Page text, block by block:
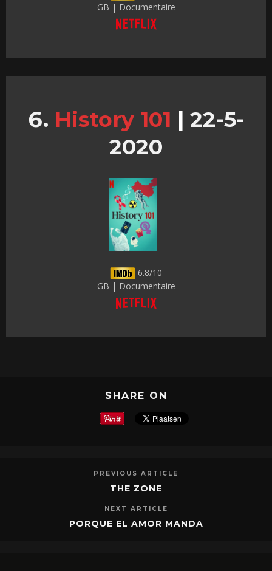
GB | Documentaire
History 101 | 22-5-
2020
6.8/10
GB | Documentaire
SHARE ON
PREVIOUS ARTICLE
THE ZONE
NEXT ARTICLE
PORQUE EL AMOR MANDA